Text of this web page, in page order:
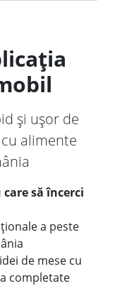
și ușor de
alimente
să încerci
a peste
de mese cu
completate